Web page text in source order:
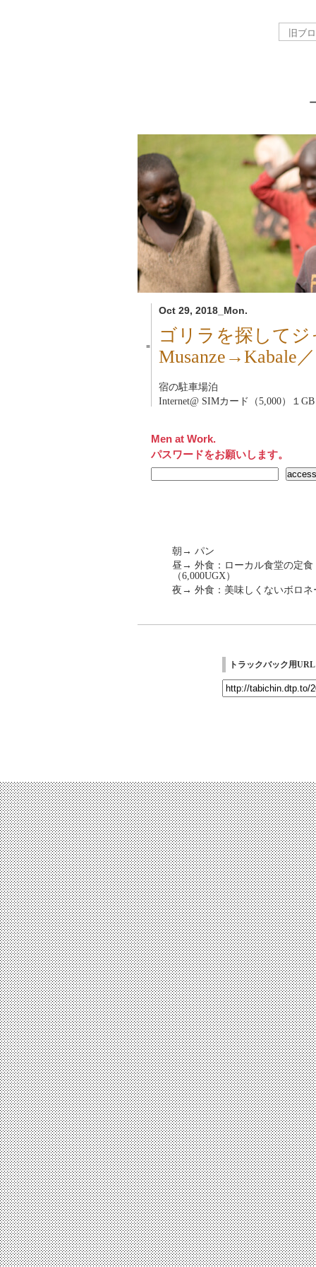
Oct 29, 2018_Mon.
■
ゴリラを探して
Musanze→Kabale
宿の駐車場泊
Internet@ SIMカード（5,000）１
Men at Work.
パスワードをお願いします。
朝→ パン
昼→ 外食：ローカル食堂の定食
（6,000UGX）
夜→ 外食：美味しくないボロネ
トラックバック用URL